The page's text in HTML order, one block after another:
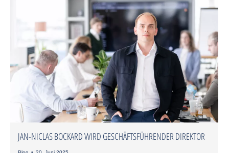
JAN-NICLAS BOCKARD WIRD GESCHÄFTSFÜHRENDER DIREKTOR